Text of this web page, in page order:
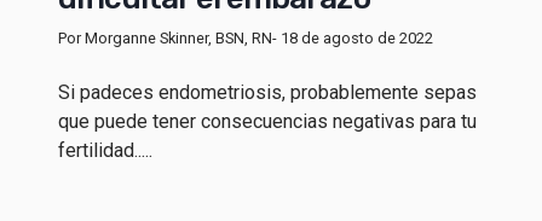
Por Morganne Skinner, BSN, RN- 18 de agosto de 2022
Si padeces endometriosis, probablemente sepas
que puede tener consecuencias negativas para tu
fertilidad.....